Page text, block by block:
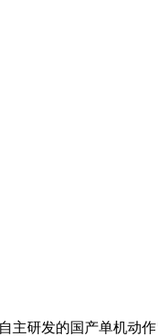
主研发的国产单机动